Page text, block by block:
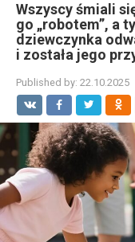
Wszyscy śmiali
go „robotem”, a
dziewczynka
i została jego
Published by: 22.10.2025